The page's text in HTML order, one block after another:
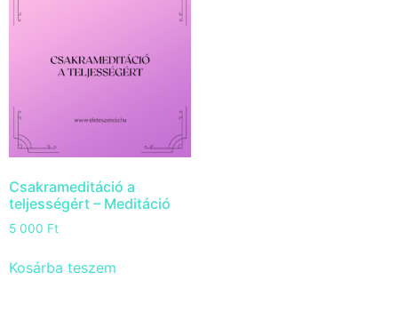
Csakrameditáció a
teljességért – Meditáció
5 000 Ft
Kosárba teszem